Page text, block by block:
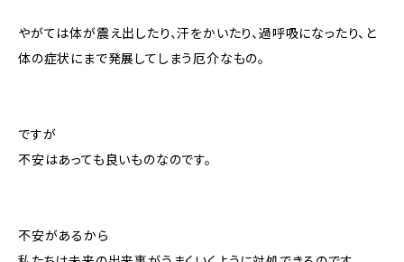
やがては体が震え出したり、汗をかいたり、過呼吸になったり、と
体の症状にまで発展してしまう厄介なもの。
ですが
不安はあっても良いものなのです。
不安があるから